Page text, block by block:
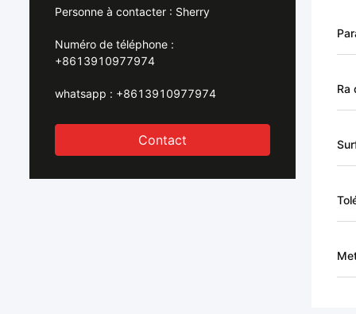
Personne à contacter : Sherry
Numéro de téléphone :
+8613910977974
whatsapp : +8613910977974
Contact
Ra